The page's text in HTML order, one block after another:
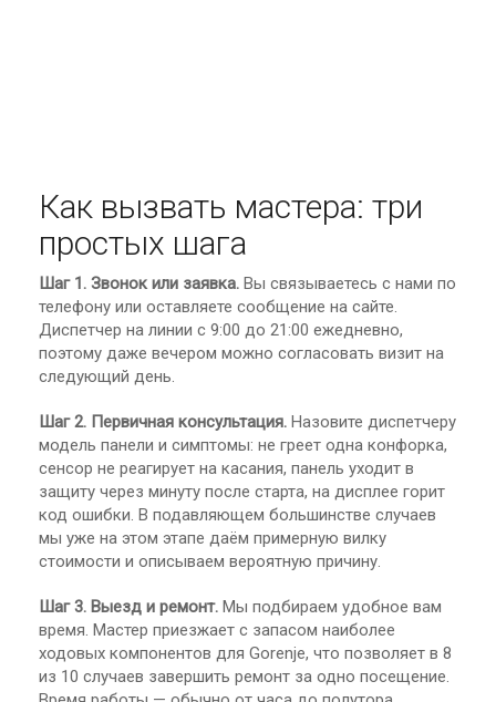
Как вызвать мастера: три
простых шага
Шаг 1. Звонок или заявка. Вы связываетесь с нами по
телефону или оставляете сообщение на сайте.
Диспетчер на линии с 9:00 до 21:00 ежедневно,
поэтому даже вечером можно согласовать визит на
следующий день.
Шаг 2. Первичная консультация. Назовите диспетчеру
модель панели и симптомы: не греет одна конфорка,
сенсор не реагирует на касания, панель уходит в
защиту через минуту после старта, на дисплее горит
код ошибки. В подавляющем большинстве случаев
мы уже на этом этапе даём примерную вилку
стоимости и описываем вероятную причину.
Шаг 3. Выезд и ремонт. Мы подбираем удобное вам
время. Мастер приезжает с запасом наиболее
ходовых компонентов для Gorenje, что позволяет в 8
из 10 случаев завершить ремонт за одно посещение.